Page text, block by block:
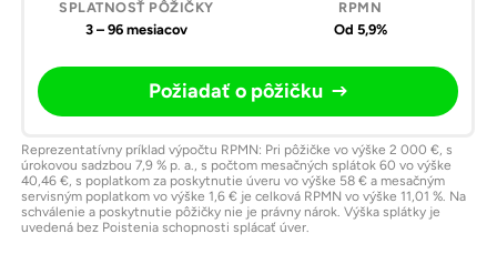
3 – 96 mesiacov Od 5,9%
Požiadať o pôžičku
Reprezentatívny príklad výpočtu RPMN: Pri pôžičke vo výške 2 000 €, s
úrokovou sadzbou 7,9 % p. a., s počtom mesačných splátok 60 vo výške
40,46 €, s poplatkom za poskytnutie úveru vo výške 58 € a mesačným
servisným poplatkom vo výške 1,6 € je celková RPMN vo výške 11,01 %. Na
schválenie a poskytnutie pôžičky nie je právny nárok. Výška splátky je
uvedená bez Poistenia schopnosti splácať úver.